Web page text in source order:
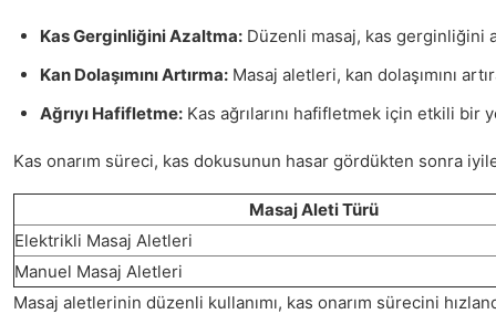
Kas Gerginliğini Azaltma: Düzenli masaj, kas gerginliğini
Kan Dolaşımını Artırma: Masaj aletleri, kan dolaşımını
Ağrıyı Hafifletme: Kas ağrılarını hafifletmek için etkili bir
Kas onarım süreci, kas dokusunun hasar gördükten sonra
Masaj Aleti Türü
Elektrikli Masaj Aletleri
Manuel Masaj Aletleri
Masaj aletlerinin düzenli kullanımı, kas onarım sürecini